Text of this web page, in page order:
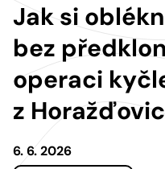
Jak si
bez
operaci
z Horažďovic
6. 6. 2026